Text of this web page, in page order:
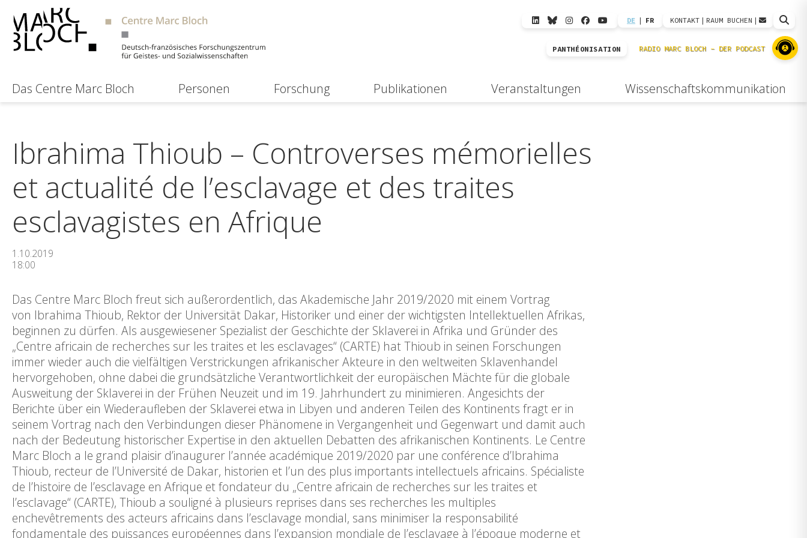
DE | FR KONTAKT | RAUM BUCHEN |
PANTHÉONISATION
Das Centre Marc Bloch Personen Forschung Publikationen Veranstaltungen Wissenschaftskommunikation
Ibrahima Thioub – Controverses mémorielles
et actualité de l’esclavage et des traites
esclavagistes en Afrique
1.10.2019
18:00
Das Centre Marc Bloch freut sich außerordentlich, das Akademische Jahr 2019/2020 mit einem Vortrag
von Ibrahima Thioub, Rektor der Universität Dakar, Historiker und einer der wichtigsten Intellektuellen Afrikas,
beginnen zu dürfen. Als ausgewiesener Spezialist der Geschichte der Sklaverei in Afrika und Gründer des
„Centre africain de recherches sur les traites et les esclavages“ (CARTE) hat Thioub in seinen Forschungen
immer wieder auch die vielfältigen Verstrickungen afrikanischer Akteure in den weltweiten Sklavenhandel
hervorgehoben, ohne dabei die grundsätzliche Verantwortlichkeit der europäischen Mächte für die globale
Ausweitung der Sklaverei in der Frühen Neuzeit und im 19. Jahrhundert zu minimieren. Angesichts der
Berichte über ein Wiederaufleben der Sklaverei etwa in Libyen und anderen Teilen des Kontinents fragt er in
seinem Vortrag nach den Verbindungen dieser Phänomene in Vergangenheit und Gegenwart und damit auch
nach der Bedeutung historischer Expertise in den aktuellen Debatten des afrikanischen Kontinents. Le Centre
Marc Bloch a le grand plaisir d’inaugurer l’année académique 2019/2020 par une conférence d’Ibrahima
Thioub, recteur de l’Université de Dakar, historien et l’un des plus importants intellectuels africains. Spécialiste
de l’histoire de l’esclavage en Afrique et fondateur du „Centre africain de recherches sur les traites et
l’esclavage“ (CARTE), Thioub a souligné à plusieurs reprises dans ses recherches les multiples
enchevêtrements des acteurs africains dans l’esclavage mondial, sans minimiser la responsabilité
fondamentale des puissances européennes dans l’expansion mondiale de l’esclavage à l’époque moderne et